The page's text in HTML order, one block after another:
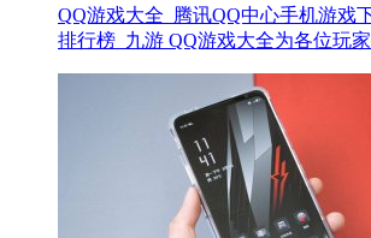
QQ游戏大全_腾讯QQ中心手机游戏
排行榜_九游 QQ游戏大全为各位玩